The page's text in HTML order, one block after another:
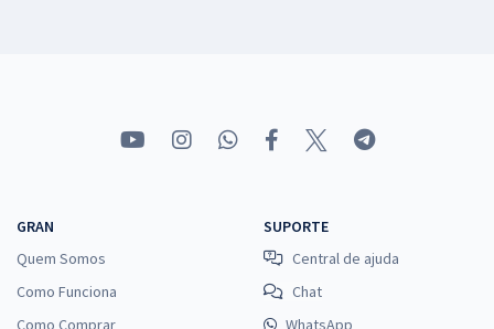
GRAN
Quem Somos
Como Funciona
Como Comprar
SUPORTE
Central de ajuda
Chat
WhatsApp